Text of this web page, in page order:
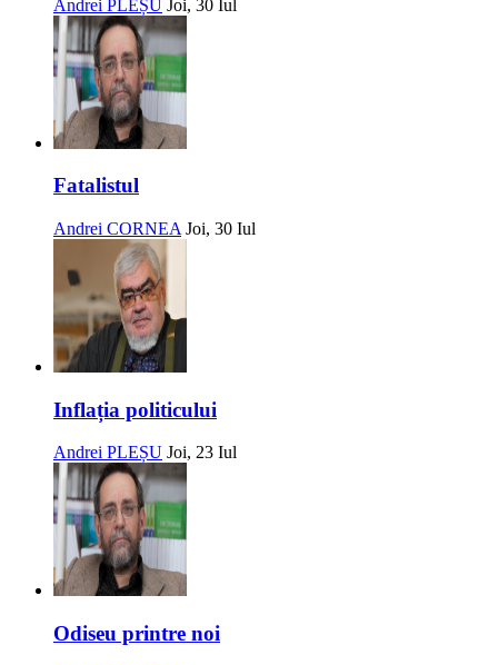
Andrei PLEȘU Joi, 30 Iul
Fatalistul
Andrei CORNEA Joi, 30 Iul
Inflația politicului
Andrei PLEȘU Joi, 23 Iul
Odiseu printre noi